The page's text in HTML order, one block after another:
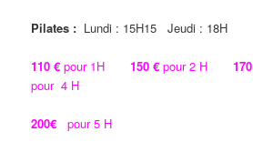
Pilates : Lundi : 15H15 Jeudi : 18H
110 € pour 1H150 € pour 2 H170
pour 4 H
200€ pour 5 H